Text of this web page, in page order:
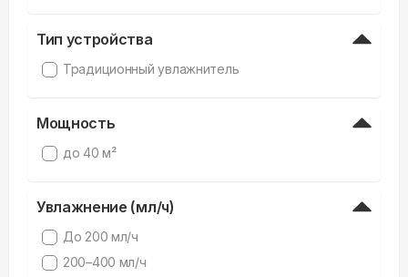
Тип устройства
Традиционный увлажнитель
Мощность
до 40 м²
Увлажнение (мл/ч)
До 200 мл/ч
200–400 мл/ч